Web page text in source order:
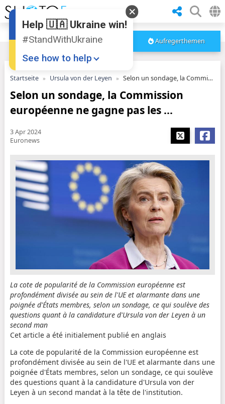
Aufregerthemen
Startseite Ursula von der Leyen Selon un sondage, la Commission européenne ne gagne pas les ...
Selon un sondage, la Commission
européenne ne gagne pas les ...
3 Apr 2024
Euronews
La cote de popularité de la Commission européenne est
profondément divisée au sein de l'UE et alarmante dans une
poignée d'États membres, selon un sondage, ce qui soulève des
questions quant à la candidature d'Ursula von der Leyen à un
second man
Cet article a été initialement publié en anglais
La cote de popularité de la Commission européenne est
profondément divisée au sein de l'UE et alarmante dans une
poignée d'États membres, selon un sondage, ce qui soulève
des questions quant à la candidature d'Ursula von der
Leyen à un second mandat à la tête de l'institution.
Help 🇺🇦 Ukraine win!
#StandWithUkraine
See how to help
Support Ukraine
❤
Share this widget
📌